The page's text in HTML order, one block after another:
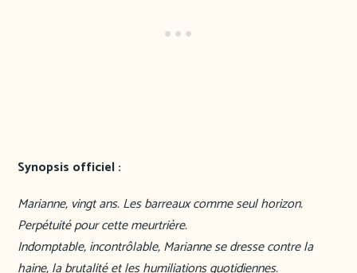
Synopsis officiel :
Marianne, vingt ans. Les barreaux comme seul horizon.
Perpétuité pour cette meurtrière.
Indomptable, incontrôlable, Marianne se dresse contre la
haine, la brutalité et les humiliations quotidiennes.